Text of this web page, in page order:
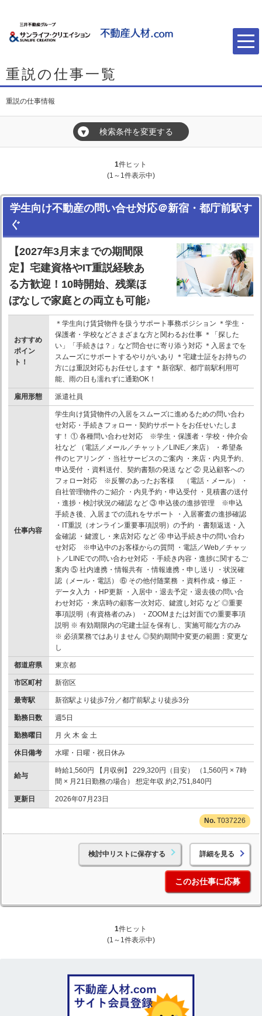
重説の仕事一覧
重説の仕事情報
▼ 検索条件を変更する
1件ヒット
(1～1件表示中)
学生向け不動産の問い合せ対応＠新宿・都庁前駅す
ぐ
【2027年3月末までの期間限
定】宅建資格やIT重説経験あ
る方歓迎！10時開始、残業ほ
ぼなしで家庭との両立も可能♪
おすすめ
ポイン
ト！
＊学生向け賃貸物件を扱うサポート事務ポジション ＊学生・
保護者・学校などさまざまな方と関わるお仕事 ＊「探した
い」「手続きは？」など問合せに寄り添う対応 ＊入居までを
スムーズにサポートするやりがいあり ＊宅建士証をお持ちの
方には重説対応もお任せします ＊新宿駅、都庁前駅利用可
能、雨の日も濡れずに通勤OK！
雇用形態 派遣社員
仕事内容
学生向け賃貸物件の入居をスムーズに進めるための問い合わ
せ対応・手続きフォロー・契約サポートをお任せいたしま
す！ ① 各種問い合わせ対応 ※学生・保護者・学校・仲介会
社など （電話／メール／チャット／LINE／来店） ・希望条
件のヒアリング ・当社サービスのご案内 ・来店・内見予約、
申込受付 ・資料送付、契約書類の発送 など ② 見込顧客への
フォロー対応 ※反響のあったお客様 （電話・メール） ・
自社管理物件のご紹介 ・内見予約・申込受付 ・見積書の送付
・進捗・検討状況の確認 など ③ 申込後の進捗管理 ※申込
手続き後、入居までの流れをサポート ・入居審査の進捗確認
・IT重説（オンライン重要事項説明）の予約 ・書類返送・入
金確認 ・鍵渡し・来店対応 など ④ 申込手続き中の問い合わ
せ対応 ※申込中のお客様からの質問 ・電話／Web／チャッ
ト／LINEでの問い合わせ対応 ・手続き内容・進捗に関するご
案内 ⑤ 社内連携・情報共有 ・情報連携・申し送り ・状況確
認（メール・電話） ⑥ その他付随業務 ・資料作成・修正 ・
データ入力 ・HP更新 ・入居中・退去予定・退去後の問い合
わせ対応 ・来店時の顧客一次対応、鍵渡し対応 など ◎重要
事項説明（有資格者のみ） ・ZOOMまたは対面での重要事項
説明 ※ 有効期限内の宅建士証を保有し、実施可能な方のみ
※ 必須業務ではありません ◎契約期間中変更の範囲：変更な
し
都道府県 東京都
市区町村 新宿区
最寄駅 新宿駅より徒歩7分／都庁前駅より徒歩3分
勤務日数 週5日
勤務曜日 月 火 木 金 土
休日備考 水曜・日曜・祝日休み
給与
時給1,560円 【月収例】 229,320円（目安） （1,560円 × 7時
間 × 月21日勤務の場合） 想定年収 約2,751,840円
更新日 2026年07月23日
T037226
検討中リストに保存する 詳細を見る
このお仕事に応募
1件ヒット
(1～1件表示中)